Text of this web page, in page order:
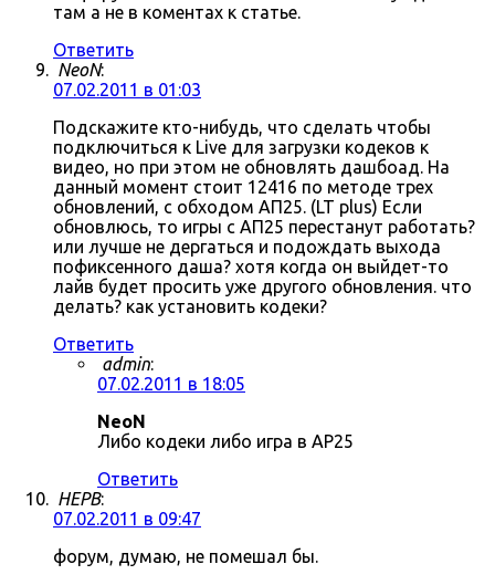
там а не в коментах к статье.
Ответить
NeoN:
07.02.2011 в 01:03
Подскажите кто-нибудь, что сделать чтобы
подключиться к Live для загрузки кодеков к
видео, но при этом не обновлять дашбоад. На
данный момент стоит 12416 по методе трех
обновлений, с обходом АП25. (LT plus) Если
обновлюсь, то игры с АП25 перестанут работать?
или лучше не дергаться и подождать выхода
пофиксенного даша? хотя когда он выйдет-то
лайв будет просить уже другого обновления. что
делать? как установить кодеки?
Ответить
admin:
07.02.2011 в 18:05
NeoN
Либо кодеки либо игра в AP25
Ответить
HEPB:
07.02.2011 в 09:47
форум, думаю, не помешал бы.